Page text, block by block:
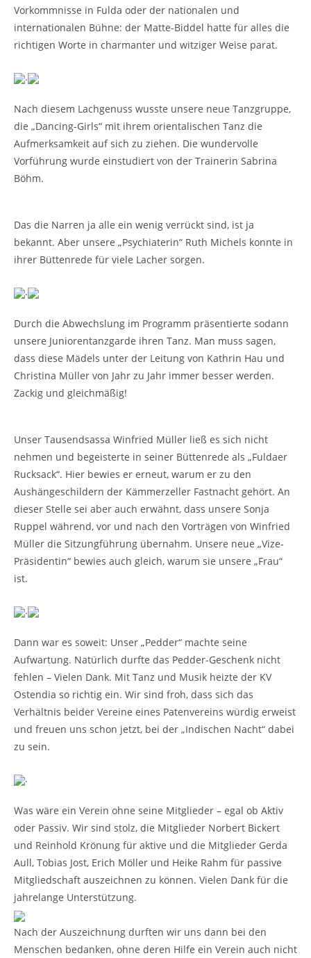
Vorkommnisse in Fulda oder der nationalen und
internationalen Bühne: der Matte-Biddel hatte für alles die
richtigen Worte in charmanter und witziger Weise parat.
.
Nach diesem Lachgenuss wusste unsere neue Tanzgruppe,
die „Dancing-Girls“ mit ihrem orientalischen Tanz die
Aufmerksamkeit auf sich zu ziehen. Die wundervolle
Vorführung wurde einstudiert von der Trainerin Sabrina
Böhm.
Das die Narren ja alle ein wenig verrückt sind, ist ja
bekannt. Aber unsere „Psychiaterin“ Ruth Michels konnte in
ihrer Büttenrede für viele Lacher sorgen.
.
Durch die Abwechslung im Programm präsentierte sodann
unsere Juniorentanzgarde ihren Tanz. Man muss sagen,
dass diese Mädels unter der Leitung von Kathrin Hau und
Christina Müller von Jahr zu Jahr immer besser werden.
Zackig und gleichmäßig!
Unser Tausendsassa Winfried Müller ließ es sich nicht
nehmen und begeisterte in seiner Büttenrede als „Fuldaer
Rucksack“. Hier bewies er erneut, warum er zu den
Aushängeschildern der Kämmerzeller Fastnacht gehört. An
dieser Stelle sei aber auch erwähnt, dass unsere Sonja
Ruppel während, vor und nach den Vorträgen von Winfried
Müller die Sitzungführung übernahm. Unsere neue „Vize-
Präsidentin“ bewies auch gleich, warum sie unsere „Frau“
ist.
.
Dann war es soweit: Unser „Pedder“ machte seine
Aufwartung. Natürlich durfte das Pedder-Geschenk nicht
fehlen – Vielen Dank. Mit Tanz und Musik heizte der KV
Ostendia so richtig ein. Wir sind froh, dass sich das
Verhältnis beider Vereine eines Patenvereins würdig erweist
und freuen uns schon jetzt, bei der „Indischen Nacht“ dabei
zu sein.
.
Was wäre ein Verein ohne seine Mitglieder – egal ob Aktiv
oder Passiv. Wir sind stolz, die Mitglieder Norbert Bickert
und Reinhold Krönung für aktive und die Mitglieder Gerda
Aull, Tobias Jost, Erich Möller und Heike Rahm für passive
Mitgliedschaft auszeichnen zu können. Vielen Dank für die
jahrelange Unterstützung.
Nach der Auszeichnung durften wir uns dann bei den
Menschen bedanken, ohne deren Hilfe ein Verein auch nicht